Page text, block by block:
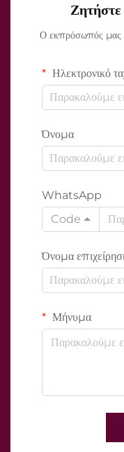
Ο εκπρόσωπός μας
Ηλεκτρονικό
Όνομα
WhatsApp
Code
Όνομα
Μήνυμα